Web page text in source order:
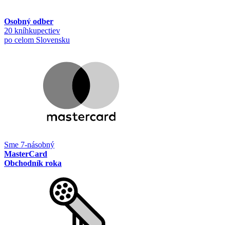
Osobný odber
20 kníhkupectiev
po celom Slovensku
Sme 7-násobný
MasterCard
Obchodník roka